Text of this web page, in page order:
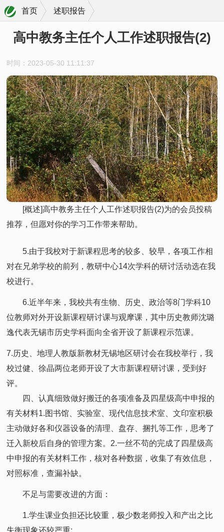
首页 述职报告
高中教务主任个人工作述职报告(2)
时间：2023-05-30 11:11:37
[概述]高中教务主任个人工作述职报告(2)为的会员投稿
推荐，但愿对你的学习工作带来帮助。
5.由于我校对于新课程思考的较多、较早，各项工作相
对在兄弟学校的前列，教研中心14次学科的研讨活动选在我
校进行。
6.近半年来，我校共有生物、历史、政治等8门学科10
位教师对外开设新课程研讨课与观摩课，其中历史教师沈璐
逸代表无锡市历史学科面向全省开设了新课程示范课。
7.历史、地理人教版新教材无锡地区研讨会在我校举行，我
校过健、徐晶两位老师开设了大市新课程研讨课，受到好
评。
四、认真细致做好搬迁的各项准备及四星级高中申报的
有关材料1.图书馆、实验室、现代信息技术室、文印室积极
主动做好各和仪器设备的清理、盘存、捆扎等工作，思考了
迁入新校后自身的管理方案。2.一丝不苟的完成了四星级高
中申报的有关材料工作，核对各种数据，收集了有效信息，
对照标准，查漏补缺。
不足与需要改进的方面：
1.学生课业负担还比较重，极少数老师投入和产出之比
失衡现象还较严重;